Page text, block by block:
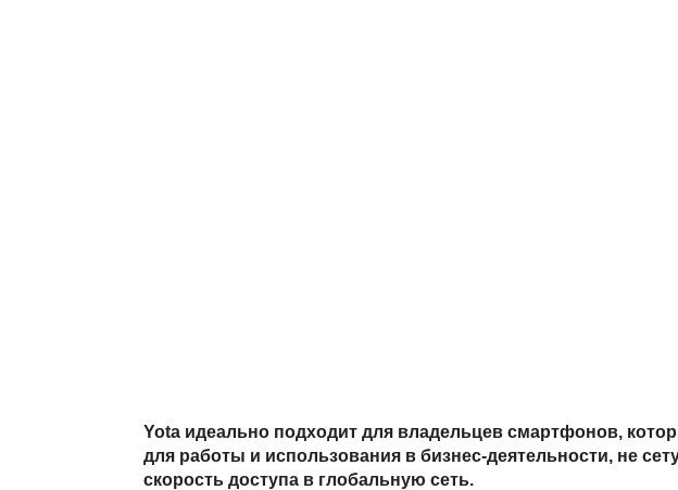
Yota идеально подходит для владельцев смартфонов,
для работы и использования в бизнес-деятельности, не
скорость доступа в глобальную сеть.